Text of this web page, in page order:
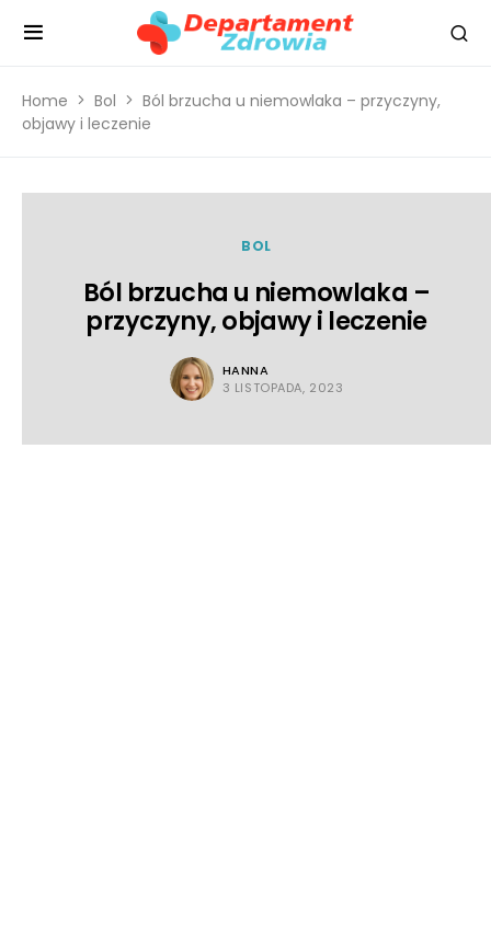
Home Bol
Ból brzucha u niemowlaka – przyczyny,
objawy i leczenie
BOL
Ból brzucha u niemowlaka –
przyczyny, objawy i leczenie
HANNA
3 LISTOPADA, 2023